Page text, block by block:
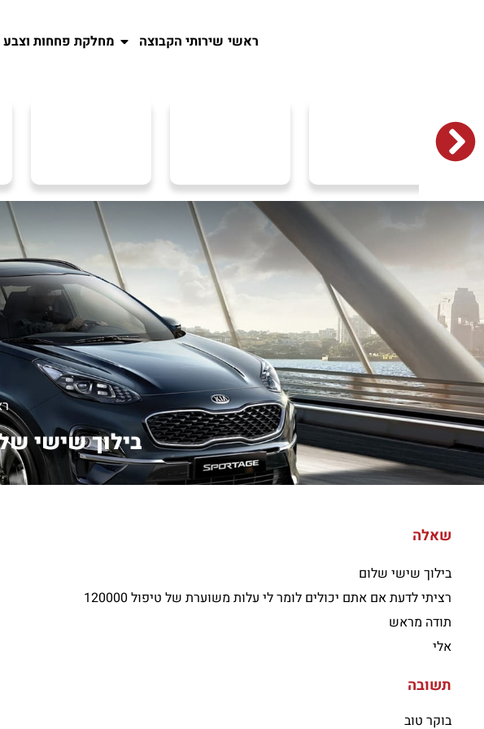
ראשי שירותי הקבוצה מחלקת פחחות וצבע
בילוך שישי
שאלה
בילוך שישי שלום
רציתי לדעת אם אתם יכולים לומר לי עלות משוערת של טיפול 120000
תודה מראש
אלי
תשובה
בוקר טוב